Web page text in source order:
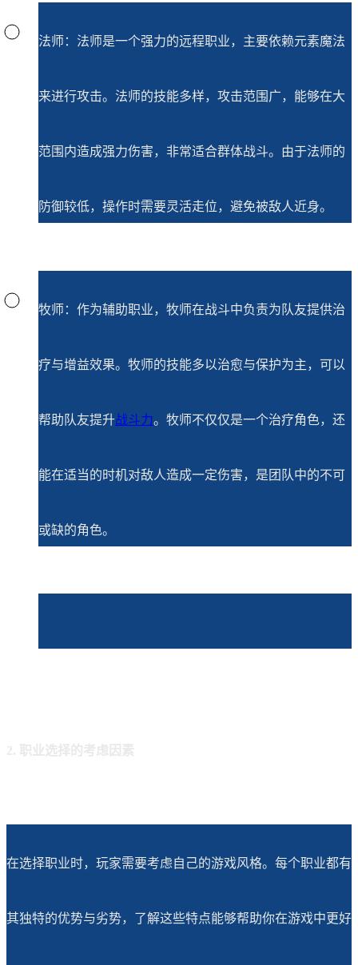
法师：法师是一个强力的远程职业，主要依赖元素魔法
来进行攻击。法师的技能多样，攻击范围广，能够在大
范围内造成强力伤害，非常适合群体战斗。由于法师的
防御较低，操作时需要灵活走位，避免被敌人近身。
牧师：作为辅助职业，牧师在战斗中负责为队友提供治
疗与增益效果。牧师的技能多以治愈与保护为主，可以
帮助队友提升战斗力。牧师不仅仅是一个治疗角色，还
能在适当的时机对敌人造成一定伤害，是团队中的不可
或缺的角色。
在选择职业时，玩家需要考虑自己的游戏风格。每个职业都有
其独特的优势与劣势，了解这些特点能够帮助你在游戏中更好